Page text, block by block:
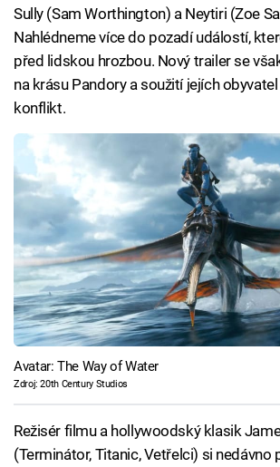
Sully (Sam Worthington) a Neytiri (Zoe
Nahlédneme více do pozadí událostí,
před lidskou hrozbou. Nový trailer se
na krásu Pandory a soužití jejích
konflikt.
Avatar: The Way of Water
Zdroj: 20th Century Studios
Režisér filmu a hollywoodský klasik
(Terminátor, Titanic, Vetřelci) si nedávno